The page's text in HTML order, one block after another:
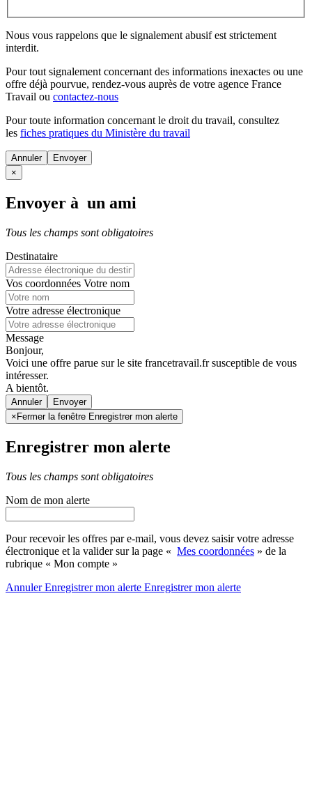
Nous vous rappelons que le signalement abusif est strictement
interdit.
Pour tout signalement concernant des informations inexactes ou une
offre déjà pourvue, rendez-vous auprès de votre agence France
Travail ou contactez-nous
Pour toute information concernant le droit du travail, consultez
les fiches pratiques du Ministère du travail
Annuler
×
Envoyer à un ami
Tous les champs sont obligatoires
Destinataire
Vos coordonnées Votre nom
Votre adresse électronique
Message
Bonjour,
Voici une offre parue sur le site francetravail.fr susceptible de vous
intéresser.
A bientôt.
Annuler
× Fermer la fenêtre Enregistrer mon alerte
Enregistrer mon alerte
Tous les champs sont obligatoires
Nom de mon alerte
Pour recevoir les offres par e-mail, vous devez saisir votre adresse
électronique et la valider sur la page « Mes coordonnées » de la
rubrique « Mon compte »
AnnulerEnregistrer mon alerte Enregistrermon alerte